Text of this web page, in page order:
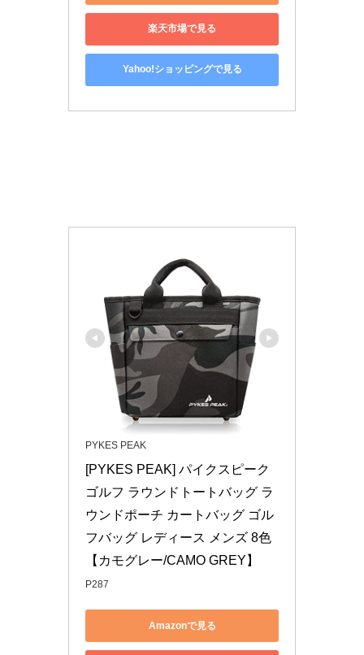
楽天市場で見る
Yahoo!ショッピングで見る
PYKES PEAK
[PYKES PEAK] パイクスピーク
ゴルフ ラウンドトートバッグ ラ
ウンドポーチ カートバッグ ゴル
フバッグ レディース メンズ 8色
【カモグレー/CAMO GREY】
P287
Amazonで見る